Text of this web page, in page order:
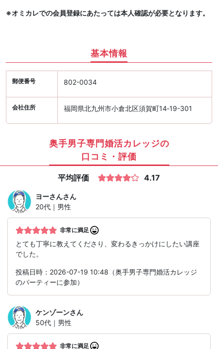
※オミカレでの会員登録にあたっては本人確認が必要となります。
基本情報
郵便番号 802-0034
会社住所 福岡県北九州市小倉北区須賀町14‐19-301
奥手男子専門婚活カレッジの
口コミ・評価
平均評価 4.17
ヨーさんさん
20代｜男性
非常に満足
とても丁寧に教えてくださり、変わるきっかけにしたい講座
でした。
投稿日時：2026-07-19 10:48（奥手男子専門婚活カレッジ
のパーティーに参加）
ケンゾーンさん
50代｜男性
非常に満足